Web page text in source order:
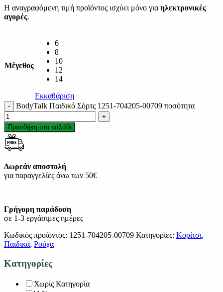
Η αναγραφόμενη τιμή προϊόντος ισχύει μόνο για ηλεκτρονικές
αγορές.
Μέγεθος
6
8
10
12
14
Εκκαθάριση
BodyTalk Παιδικό Σόρτς 1251-704205-00709 ποσότητα
Προσθήκη στο καλάθι
Δωρεάν αποστολή
για παραγγελίες άνω των 50€
Γρήγορη παράδοση
σε 1-3 εργάσιμες ημέρες
Κωδικός προϊόντος: 1251-704205-00709 Κατηγορίες: Κορίτσι,
Παιδικά, Ρούχα
Κατηγορίες
Χωρίς Κατηγορία